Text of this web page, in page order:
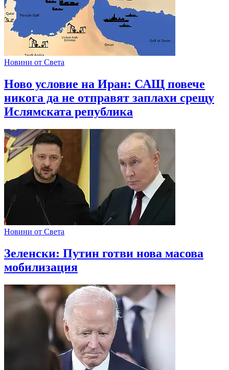
Новини от Света
Ново условие на Иран: САЩ повече
никога да не отправят заплахи срещу
Ислямската република
Новини от Света
Зеленски: Путин готви нова масова
мобилизация